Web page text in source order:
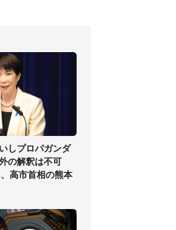
しプロパガンダ
の解釈は不可
高市首相の熊本